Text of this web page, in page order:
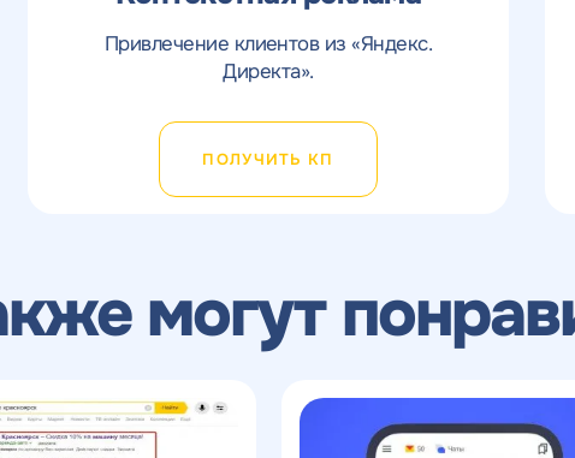
Привлечение клиентов из «Яндекс.
Директа».
ПОЛУЧИТЬ КП
могут